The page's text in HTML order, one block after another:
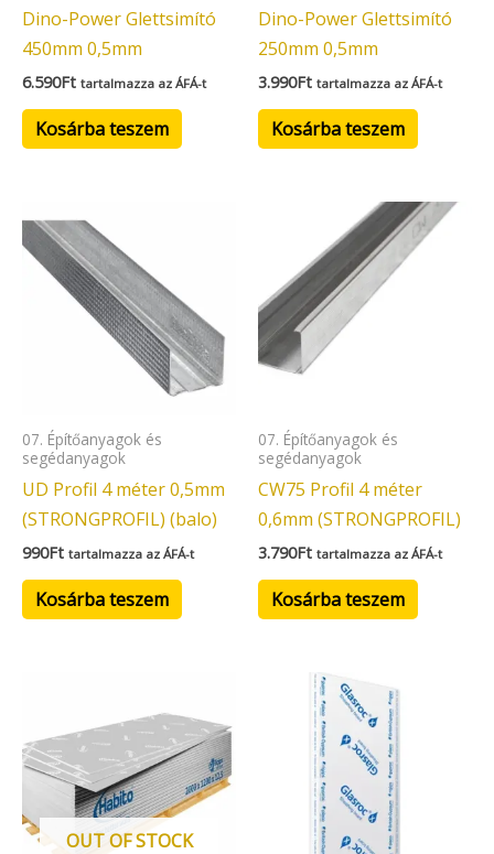
Dino-Power Glettsimító
450mm 0,5mm
6.590Ft tartalmazza az ÁFÁ-t
Kosárba teszem
Dino-Power Glettsimító
250mm 0,5mm
3.990Ft tartalmazza az ÁFÁ-t
Kosárba teszem
07. Építőanyagok és
segédanyagok
UD Profil 4 méter 0,5mm
(STRONGPROFIL) (balo)
990Ft tartalmazza az ÁFÁ-t
Kosárba teszem
07. Építőanyagok és
segédanyagok
CW75 Profil 4 méter
0,6mm (STRONGPROFIL)
3.790Ft tartalmazza az ÁFÁ-t
Kosárba teszem
OUT OF STOCK